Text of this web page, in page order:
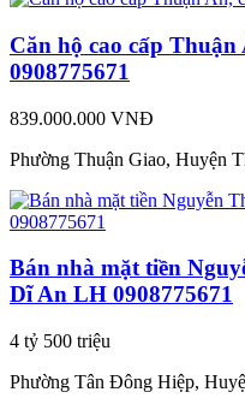
Căn hộ cao cấp
0908775671
839.000.000 VNĐ
Phường Thuận Giao, Huyện
Bán nhà mặt tiền
Dĩ An LH 0908775671
4 tỷ 500 triệu
Phường Tân Đông Hiệp,